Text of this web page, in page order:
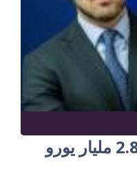
الاتحاد الأوروبي يحوّل 2.8 مليار يورو